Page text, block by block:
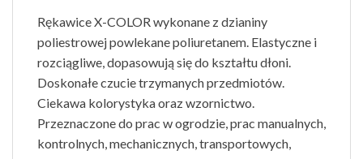
Rękawice X-COLOR wykonane z dzianiny
poliestrowej powlekane poliuretanem. Elastyczne i
rozciągliwe, dopasowują się do kształtu dłoni.
Doskonałe czucie trzymanych przedmiotów.
Ciekawa kolorystyka oraz wzornictwo.
Przeznaczone do prac w ogrodzie, prac manualnych,
kontrolnych, mechanicznych, transportowych,